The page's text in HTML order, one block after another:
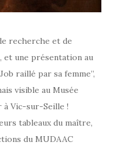
recherche et de
et une présentation au
raillé par sa femme”,
visible au Musée
à Vic-sur-Seille !
tableaux du maître,
du MUDAAC